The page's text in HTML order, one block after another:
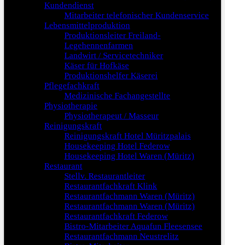
Kundendienst
Mitarbeiter telefonischer Kundenservice
Lebensmittelproduktion
Produktionsleiter Freiland-
Legehennenfarmen
Landwirt / Servicetechniker
Käser für Hofkäse
Produktionshelfer Käserei
Pflegefachkraft
Medizinische Fachangestellte
Physiotherapie
Physiotherapeut / Masseur
Reinigungskraft
Reinigungskraft Hotel Müritzpalais
Housekeeping Hotel Federow
Housekeeping Hotel Waren (Müritz)
Restaurant
Stellv. Restaurantleiter
Restaurantfachkraft Klink
Restaurantfachmann Waren (Müritz)
Restaurantfachmann Waren (Müritz)
Restaurantfachkraft Federow
Bistro-Mitarbeiter Aquafun Fleesensee
Restaurantfachmann Neustrelitz